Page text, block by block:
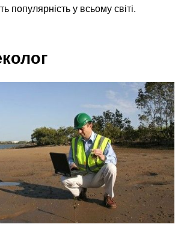
популярність у всьому світі.